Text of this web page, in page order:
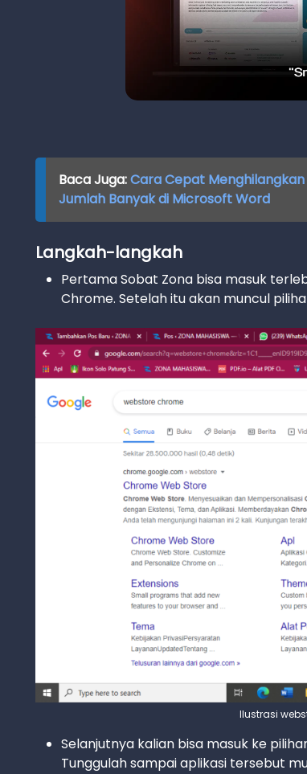
Baca Juga:Cara Cepat
Jumlah Banyak di Microsoft Word
Langkah-langkah
Pertama Sobat Zona bisa masuk
Chrome. Setelah itu akan muncul
Ilustrasi
Selanjutnya kalian bisa masuk ke
Tunggulah sampai aplikasi tersebut